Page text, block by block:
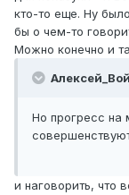
кто-то еще. Ну
бы о чем-то
Можно конечно и
Но прогресс на
и наговорить, что